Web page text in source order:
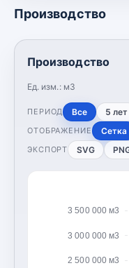
Производство
Производство
Ед. изм.: м3
ПЕРИОД Все 5 лет
ОТОБРАЖЕНИЕ Сетка
ЭКСПОРТ SVG
2 500 000 м3
3 000 000 м3
3 500 000 м3